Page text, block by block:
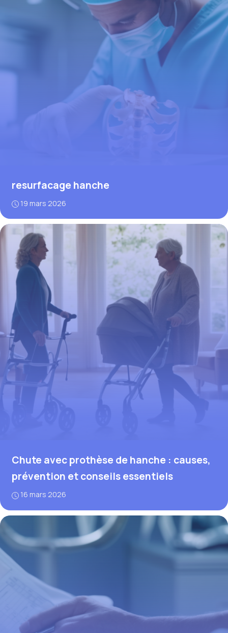
resurfacage hanche
19 mars 2026
Chute avec prothèse de hanche : causes,
prévention et conseils essentiels
16 mars 2026